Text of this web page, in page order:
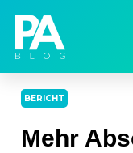
BERICHT
Mehr